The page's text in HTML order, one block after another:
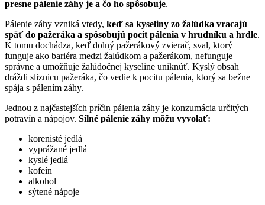
presne pálenie záhy je a čo ho spôsobuje.
Pálenie záhy vzniká vtedy, keď sa kyseliny zo žalúdka vracajú
späť do pažeráka a spôsobujú pocit pálenia v hrudníku a hrdle.
K tomu dochádza, keď dolný pažerákový zvierač, sval, ktorý
funguje ako bariéra medzi žalúdkom a pažerákom, nefunguje
správne a umožňuje žalúdočnej kyseline uniknúť. Kyslý obsah
dráždi sliznicu pažeráka, čo vedie k pocitu pálenia, ktorý sa bežne
spája s pálením záhy.
Jednou z najčastejších príčin pálenia záhy je konzumácia určitých
potravín a nápojov. Silné pálenie záhy môžu vyvolať:
korenisté jedlá
vyprážané jedlá
kyslé jedlá
kofeín
alkohol
sýtené nápoje